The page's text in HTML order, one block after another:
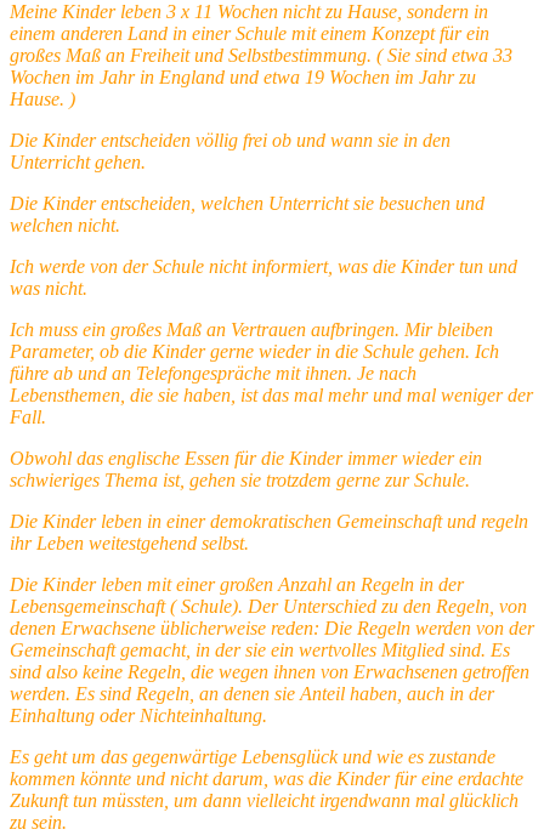
Meine Kinder leben 3 x 11 Wochen nicht zu Hause, sondern in
einem anderen Land in einer Schule mit einem Konzept für ein
großes Maß an Freiheit und Selbstbestimmung. ( Sie sind etwa 33
Wochen im Jahr in England und etwa 19 Wochen im Jahr zu
Hause. )
Die Kinder entscheiden völlig frei ob und wann sie in den
Unterricht gehen.
Die Kinder entscheiden, welchen Unterricht sie besuchen und
welchen nicht.
Ich werde von der Schule nicht informiert, was die Kinder tun und
was nicht.
Ich muss ein großes Maß an Vertrauen aufbringen. Mir bleiben
Parameter, ob die Kinder gerne wieder in die Schule gehen. Ich
führe ab und an Telefongespräche mit ihnen. Je nach
Lebensthemen, die sie haben, ist das mal mehr und mal weniger der
Fall.
Obwohl das englische Essen für die Kinder immer wieder ein
schwieriges Thema ist, gehen sie trotzdem gerne zur Schule.
Die Kinder leben in einer demokratischen Gemeinschaft und regeln
ihr Leben weitestgehend selbst.
Die Kinder leben mit einer großen Anzahl an Regeln in der
Lebensgemeinschaft ( Schule). Der Unterschied zu den Regeln, von
denen Erwachsene üblicherweise reden: Die Regeln werden von der
Gemeinschaft gemacht, in der sie ein wertvolles Mitglied sind. Es
sind also keine Regeln, die wegen ihnen von Erwachsenen getroffen
werden. Es sind Regeln, an denen sie Anteil haben, auch in der
Einhaltung oder Nichteinhaltung.
Es geht um das gegenwärtige Lebensglück und wie es zustande
kommen könnte und nicht darum, was die Kinder für eine erdachte
Zukunft tun müssten, um dann vielleicht irgendwann mal glücklich
zu sein.